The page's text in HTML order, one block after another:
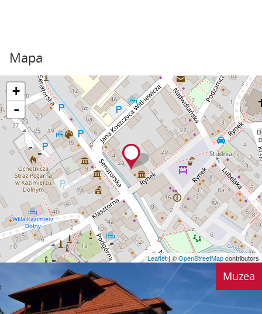
Mapa
+
-
Leaflet| ©OpenStreetMapcontributors
Muzea